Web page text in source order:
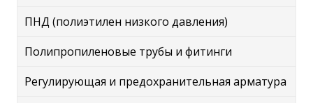
ПНД (полиэтилен низкого давления)
Полипропиленовые трубы и фитинги
Регулирующая и предохранительная арматура